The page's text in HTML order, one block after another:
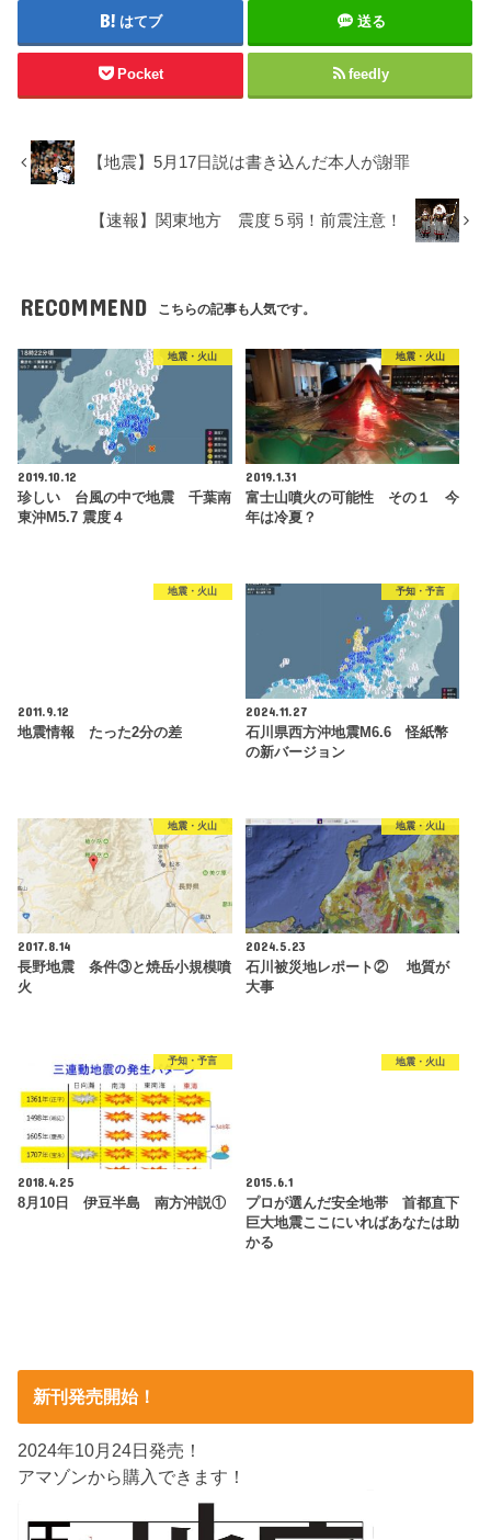
はてブ 送る
Pocket feedly
【地震】5月17日説は書き込んだ本人が謝罪
【速報】関東地方 震度５弱！前震注意！
RECOMMEND こちらの記事も人気です。
地震・火山
2019.10.12
珍しい 台風の中で地震 千葉南
東沖M5.7 震度４
地震・火山
2019.1.31
富士山噴火の可能性 その１ 今
年は冷夏？
地震・火山
2011.9.12
地震情報 たった2分の差
予知・予言
2024.11.27
石川県西方沖地震M6.6 怪紙幣
の新バージョン
地震・火山
2017.8.14
長野地震 条件③と焼岳小規模噴
火
地震・火山
2024.5.23
石川被災地レポート② 地質が
大事
予知・予言
2018.4.25
8月10日 伊豆半島 南方沖説①
地震・火山
2015.6.1
プロが選んだ安全地帯 首都直下
巨大地震ここにいればあなたは助
かる
新刊発売開始！
2024年10月24日発売！
アマゾンから購入できます！